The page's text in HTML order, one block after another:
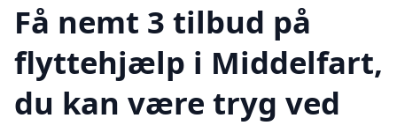
Få nemt 3 tilbud på
flyttehjælp i Middelfart,
du kan være tryg ved